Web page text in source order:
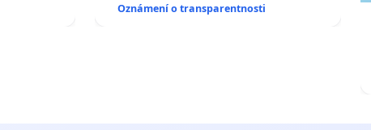
Oznámení o transparentnosti